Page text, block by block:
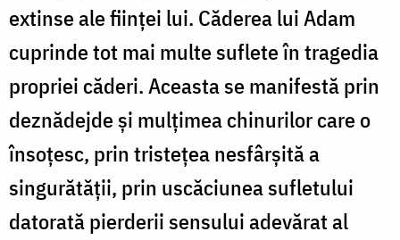
extinse ale ființei lui. Căderea lui Adam
cuprinde tot mai multe suflete în tragedia
propriei căderi. Aceasta se manifestă prin
deznădejde și mulțimea chinurilor care o
însoțesc, prin tristețea nesfârșită a
singurătății, prin uscăciunea sufletului
datorată pierderii sensului adevărat al